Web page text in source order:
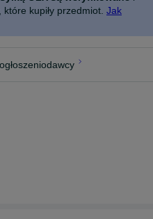
kupiły przedmiot. Jak